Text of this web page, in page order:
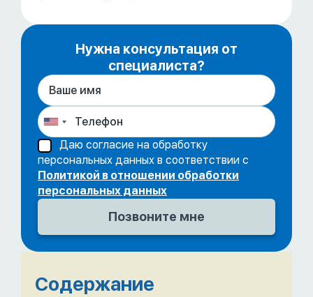
Нужна консультация от
специалиста?
Даю согласие на обработку
персональных данных в соответствии с
Политикой в отношении обработки
персональных данных
Содержание